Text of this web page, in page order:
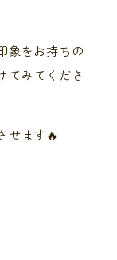
象をお持ちの
てみてくださ
せます🔥